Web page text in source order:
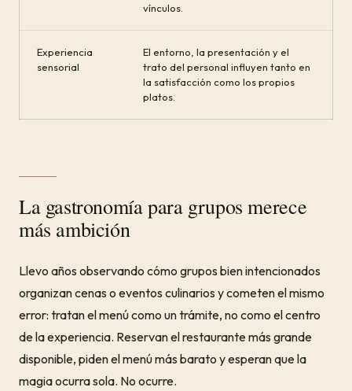
vínculos.
Experiencia
sensorial
El entorno, la presentación y el
trato del personal influyen tanto en
la satisfacción como los propios
platos.
La gastronomía para grupos merece
más ambición
Llevo años observando cómo grupos bien intencionados
organizan cenas o eventos culinarios y cometen el mismo
error: tratan el menú como un trámite, no como el centro
de la experiencia. Reservan el restaurante más grande
disponible, piden el menú más barato y esperan que la
magia ocurra sola. No ocurre.